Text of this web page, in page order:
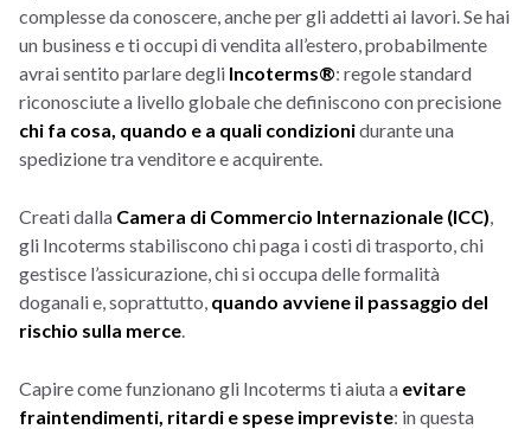
complesse da conoscere, anche per gli addetti ai lavori. Se hai
un business e ti occupi di vendita all’estero, probabilmente
avrai sentito parlare degli Incoterms®: regole standard
riconosciute a livello globale che definiscono con precisione
chi fa cosa, quando e a quali condizionidurante una
spedizione tra venditore e acquirente.
Creati dalla Camera di Commercio Internazionale (ICC)
gli Incoterms stabiliscono chi paga i costi di trasporto, chi
gestisce l’assicurazione, chi si occupa delle formalità
doganali e, soprattutto, quando avviene il passaggio del
rischio sulla merce
Capire come funzionano gli Incoterms ti aiuta a evitare
fraintendimenti, ritardi e spese impreviste: in questa